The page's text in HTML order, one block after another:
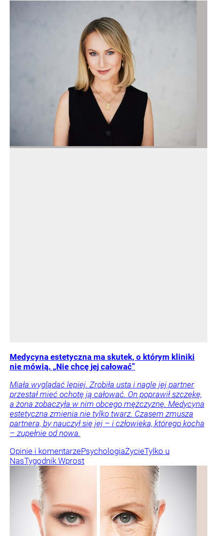
Medycyna estetyczna ma skutek, o którym kliniki
nie mówią. „Nie chcę jej całować”
Miała wyglądać lepiej. Zrobiła usta i nagle jej partner
przestał mieć ochotę ją całować. On poprawił szczękę,
a żona zobaczyła w nim obcego mężczyznę. Medycyna
estetyczna zmienia nie tylko twarz. Czasem zmusza
partnera, by nauczył się jej – i człowieka, którego kocha
– zupełnie od nowa.
Opinie i komentarzePsychologiaŻycieTylko u
NasTygodnik Wprost